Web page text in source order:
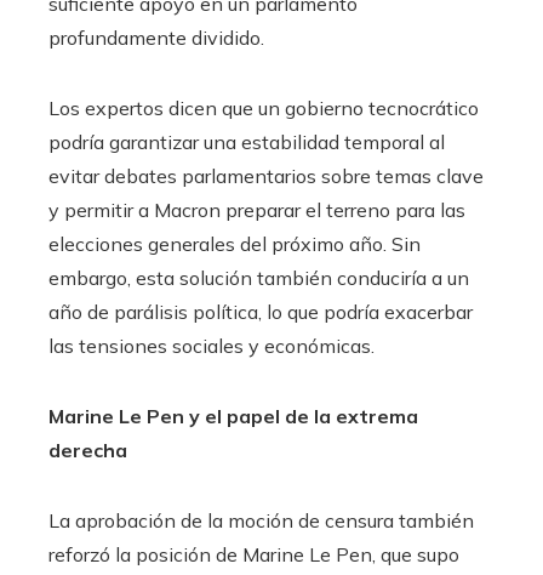
profundamente dividido.
Los expertos dicen que un gobierno tecnocrático
podría garantizar una estabilidad temporal al
evitar debates parlamentarios sobre temas clave
y permitir a Macron preparar el terreno para las
elecciones generales del próximo año. Sin
embargo, esta solución también conduciría a un
año de parálisis política, lo que podría exacerbar
las tensiones sociales y económicas.
Marine Le Pen y el papel de la extrema
derecha
La aprobación de la moción de censura también
reforzó la posición de Marine Le Pen, que supo